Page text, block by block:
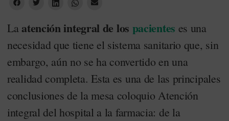
La atención integral de los pacientes es una
necesidad que tiene el sistema sanitario que, sin
embargo, aún no se ha convertido en una
realidad completa. Esta es una de las principales
conclusiones de la mesa coloquio Atención
integral del hospital a la farmacia: de la